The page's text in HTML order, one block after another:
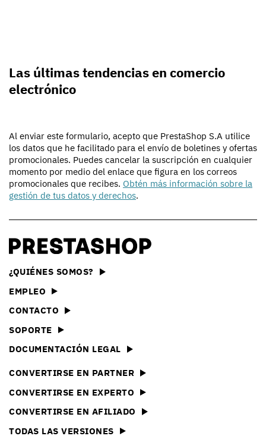
Las últimas tendencias en comercio
electrónico
Al enviar este formulario, acepto que PrestaShop S.A utilice
los datos que he facilitado para el envío de boletines y ofertas
promocionales. Puedes cancelar la suscripción en cualquier
momento por medio del enlace que figura en los correos
promocionales que recibes. Obtén más información sobre la
gestión de tus datos y derechos.
¿QUIÉNES SOMOS?
EMPLEO
CONTACTO
SOPORTE
DOCUMENTACIÓN LEGAL
CONVERTIRSE EN PARTNER
CONVERTIRSE EN EXPERTO
CONVERTIRSE EN AFILIADO
TODAS LAS VERSIONES